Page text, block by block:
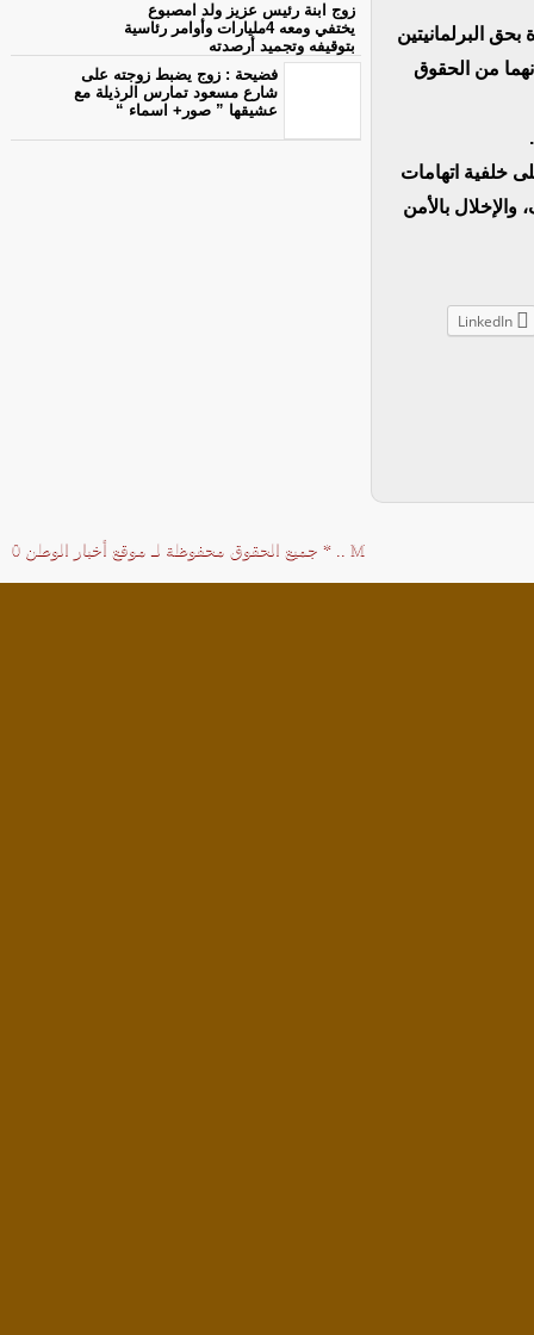
البرلمانيتين
من الحقوق
خلفية اتهامات
بالأمن
LinkedIn
زوج ابنة رئيس عزيز ولد امصبوع
يختفي ومعه 4مليارات وأوامر رئاسية
بتوقيفه وتجميد أرصدته
فضيحة : زوج يضبط زوجته على
شارع مسعود تمارس الرذيلة مع
عشيقها ” صور+ اسماء “
M
* جميع الحقوق محفوظة لـ موقع أخبار الوطن 0